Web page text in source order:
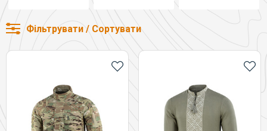
Фільтрувати / Сортувати